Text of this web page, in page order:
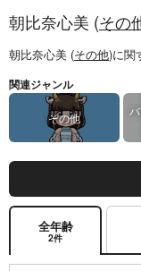
朝比奈心美 (その
朝比奈心美 (その他)に関
関連ジャンル
その他
全年齢
2件